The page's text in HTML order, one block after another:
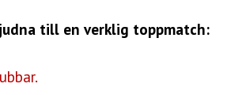
till en verklig toppmatch: